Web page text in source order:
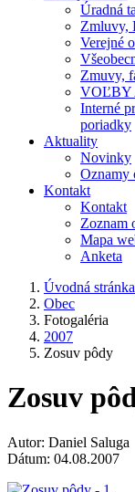
Úradná
Zmluvy,
Verejné
Zmuvy,
VOĽBY
Interné
poriadky
Aktuality
Novinky
Oznamy
Kontakt
Kontakt
Zoznam
Mapa
Anketa
Úvodná stránka
Obec
Fotogaléria
2007
Zosuv pôdy
Zosuv
Autor: Daniel Saluga
Dátum: 04.08.2007